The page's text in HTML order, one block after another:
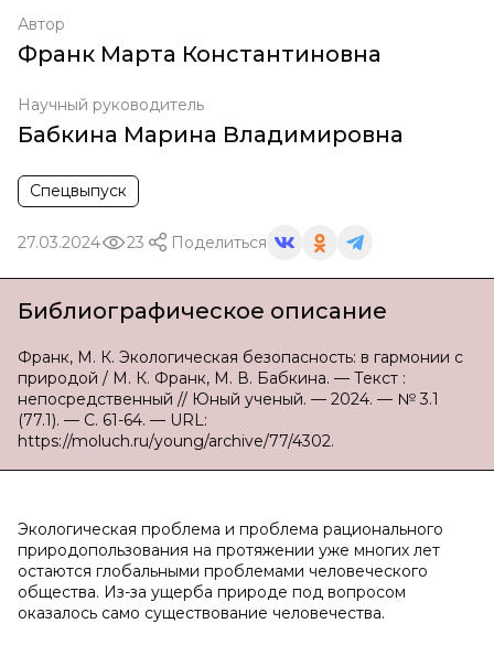
Автор
Франк Марта Константиновна
Научный руководитель
Бабкина Марина Владимировна
Спецвыпуск
27.03.2024 23 Поделиться
Библиографическое описание
Франк, М. К. Экологическая безопасность: в гармонии с
природой / М. К. Франк, М. В. Бабкина. — Текст :
непосредственный // Юный ученый. — 2024. — № 3.1
(77.1). — С. 61-64. — URL:
https://moluch.ru/young/archive/77/4302.
Экологическая проблема и проблема рационального
природопользования на протяжении уже многих лет
остаются глобальными проблемами человеческого
общества. Из-за ущерба природе под вопросом
оказалось само существование человечества.